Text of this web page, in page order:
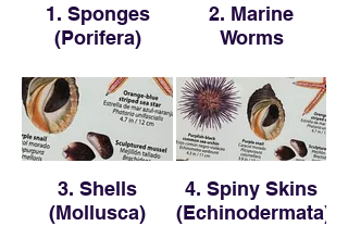
1. Sponges
(Porifera)
2. Marine
Worms
3. Shells
(Mollusca)
4. Spiny Skins
(Echinodermata)